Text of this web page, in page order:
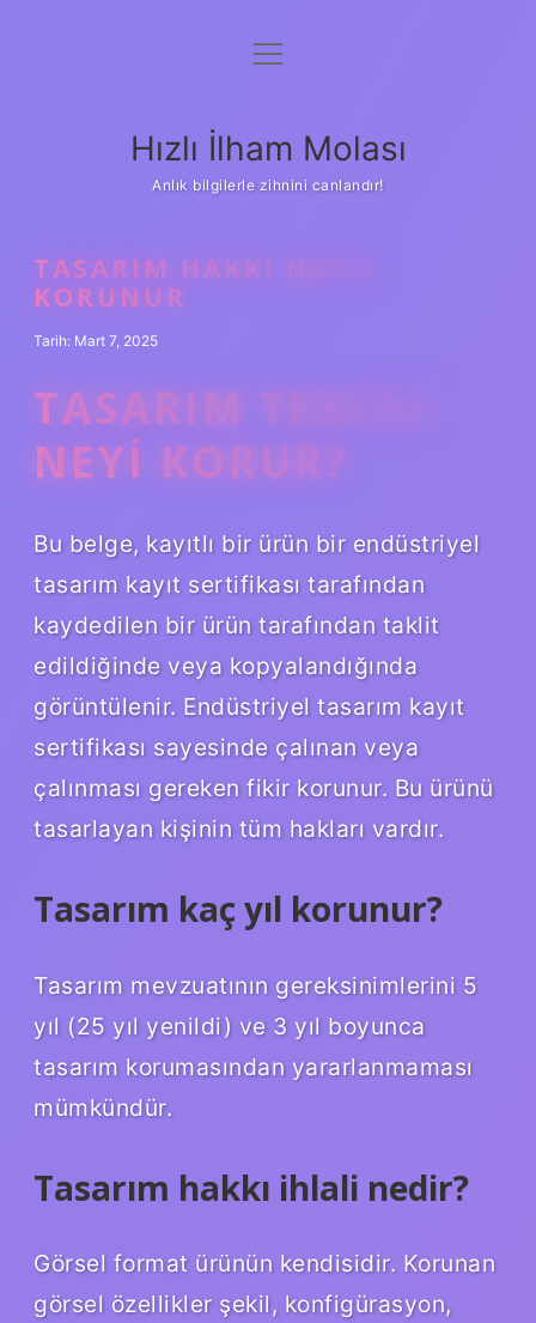
Anasayfa
Yasal Uyarı
menüyü
Hızlı İlham Molası
Anlık bilgilerle zihnini canlandır!
TASARIM HAKKI NASIL
KORUNUR
Tarih: Mart 7, 2025
TASARIM TESCILI
NEYI KORUR?
Bu belge, kayıtlı bir ürün bir endüstriyel
tasarım kayıt sertifikası tarafından
kaydedilen bir ürün tarafından taklit
edildiğinde veya kopyalandığında
görüntülenir. Endüstriyel tasarım kayıt
sertifikası sayesinde çalınan veya
çalınması gereken fikir korunur. Bu ürünü
tasarlayan kişinin tüm hakları vardır.
Tasarım kaç yıl korunur?
Tasarım mevzuatının gereksinimlerini 5
yıl (25 yıl yenildi) ve 3 yıl boyunca
tasarım korumasından yararlanmaması
mümkündür.
Tasarım hakkı ihlali nedir?
Görsel format ürünün kendisidir. Korunan
görsel özellikler şekil, konfigürasyon,